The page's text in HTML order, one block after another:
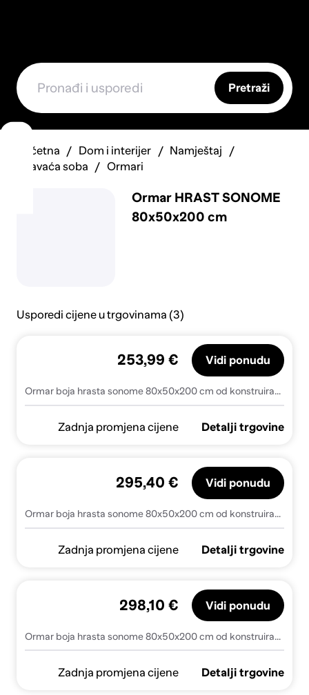
Pretraži
Početna Dom i interijer
Namještaj
Spavaća soba
Ormari
Ormar HRAST SONOME
80x50x200 cm
Usporedi cijene u trgovinama (3)
Ormar boja hrasta sonome 80x50x200 cm od konstruiranog drva
253,99 € Vidi ponudu
Zadnja promjena cijene Detalji trgovine
Ormar boja hrasta sonome 80x50x200 cm od konstruiranog drva - sonoma hrast 80 x 50 x 200 cm 1 1
295,40 € Vidi ponudu
Zadnja promjena cijene Detalji trgovine
Ormar boja hrasta sonome 80x50x200 cm od konstruiranog drva
298,10 € Vidi ponudu
Zadnja promjena cijene Detalji trgovine